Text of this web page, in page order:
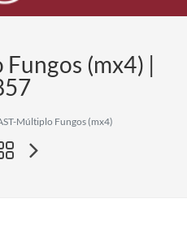
(mx4) |
Múltiplo Fungos (mx4)